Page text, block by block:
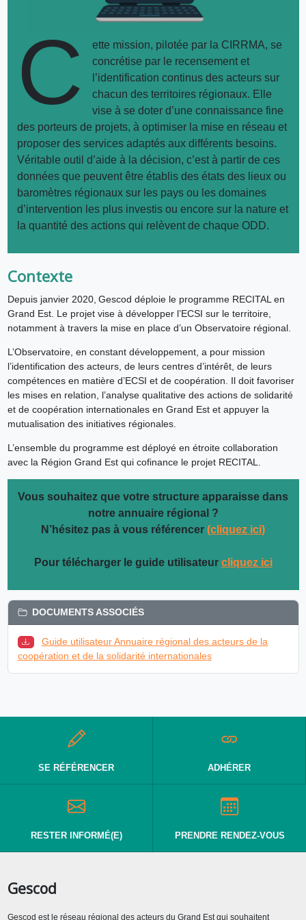
C
ette mission, pilotée par la CIRRMA, se
concrétise par le recensement et
l’identification continus des acteurs sur
chacun des territoires régionaux. Elle
vise à se doter d’une connaissance fine
des porteurs de projets, à optimiser la mise en réseau et
proposer des services adaptés aux différents besoins.
Véritable outil d’aide à la décision, c’est à partir de ces
données que peuvent être établis des états des lieux ou
baromètres régionaux sur les pays ou les domaines
d’intervention les plus investis ou encore sur la nature et
la quantité des actions qui relèvent de chaque ODD.
Contexte
Depuis janvier 2020, Gescod déploie le programme RECITAL en
Grand Est. Le projet vise à développer l’ECSI sur le territoire,
notamment à travers la mise en place d’un Observatoire régional.
L’Observatoire, en constant développement, a pour mission
l’identification des acteurs, de leurs centres d’intérêt, de leurs
compétences en matière d’ECSI et de coopération. Il doit favoriser
les mises en relation, l’analyse qualitative des actions de solidarité
et de coopération internationales en Grand Est et appuyer la
mutualisation des initiatives régionales.
L’ensemble du programme est déployé en étroite collaboration
avec la Région Grand Est qui cofinance le projet RECITAL.
Vous souhaitez que votre structure apparaisse dans
notre annuaire régional ?
N’hésitez pas à vous référencer (cliquez ici)
Pour télécharger le guide utilisateur cliquez ici
DOCUMENTS ASSOCIÉS
Guide utilisateur Annuaire régional des acteurs de la
coopération et de la solidarité internationales
SE RÉFÉRENCER ADHÉRER
RESTER INFORMÉ(E) PRENDRE RENDEZ-VOUS
Gescod
Gescod est le réseau régional des acteurs du Grand Est qui souhaitent